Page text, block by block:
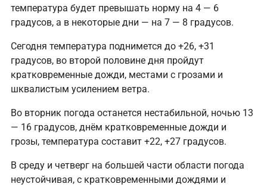
температура будет превышать норму на 4 — 6
градусов, а в некоторые дни — на 7 — 8 градусов.
Сегодня температура поднимется до +26, +31
градусов, во второй половине дня пройдут
кратковременные дожди, местами с грозами и
шквалистым усилением ветра.
Во вторник погода останется нестабильной, ночью 13
— 16 градусов, днём кратковременные дожди и
грозы, температура составит +22, +27 градусов.
В среду и четверг на большей части области погода
неустойчивая, с кратковременными дождями и